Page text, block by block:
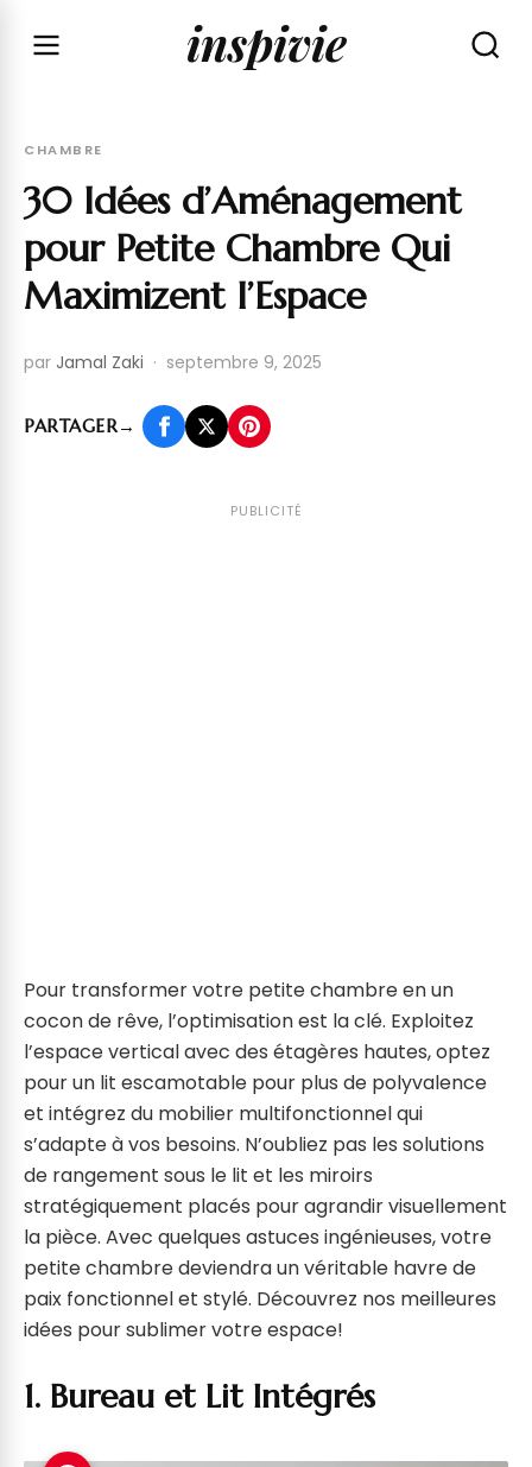
inspivie
CHAMBRE
30 Idées d’Aménagement
pour Petite Chambre Qui
Maximizent l’Espace
par Jamal Zaki · septembre 9, 2025
PARTAGER →
PUBLICITÉ
Pour transformer votre petite chambre en un
cocon de rêve, l’optimisation est la clé. Exploitez
l’espace vertical avec des étagères hautes, optez
pour un lit escamotable pour plus de polyvalence
et intégrez du mobilier multifonctionnel qui
s’adapte à vos besoins. N’oubliez pas les solutions
de rangement sous le lit et les miroirs
stratégiquement placés pour agrandir visuellement
la pièce. Avec quelques astuces ingénieuses, votre
petite chambre deviendra un véritable havre de
paix fonctionnel et stylé. Découvrez nos meilleures
idées pour sublimer votre espace!
1. Bureau et Lit Intégrés